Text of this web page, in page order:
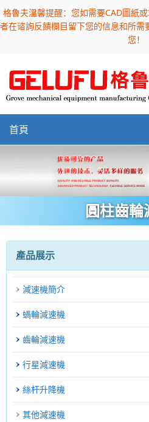
格魯夫溫馨提醒：您如需要CAD圖紙
者在谘詢反饋欄目留下您的信息和所
您！
首頁
圓柱齒輪
產品展示
減速機簡介
蝸輪減速機
齒輪減速機
行星減速機
絲杆升降機
其他減速機